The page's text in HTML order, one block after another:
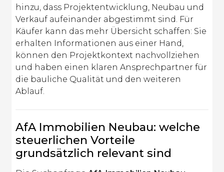
hinzu, dass Projektentwicklung, Neubau und
Verkauf aufeinander abgestimmt sind. Für
Käufer kann das mehr Übersicht schaffen: Sie
erhalten Informationen aus einer Hand,
können den Projektkontext nachvollziehen
und haben einen klaren Ansprechpartner für
die bauliche Qualität und den weiteren
Ablauf.
AfA Immobilien Neubau: welche
steuerlichen Vorteile
grundsätzlich relevant sind